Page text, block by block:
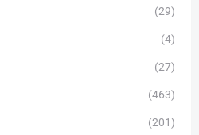
(29)
(4)
(27)
(463)
(201)